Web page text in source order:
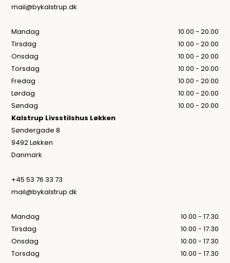
mail@bykalstrup.dk
Mandag
10.00 - 20.00
Tirsdag
10.00 - 20.00
Onsdag
10.00 - 20.00
Torsdag
10.00 - 20.00
Fredag
10.00 - 20.00
Lørdag
10.00 - 20.00
Søndag
10.00 - 20.00
Kalstrup Livsstilshus Løkken
Søndergade 8
9492 Løkken
Danmark
+45 53 76 33 73
mail@bykalstrup.dk
Mandag
10.00 - 17.30
Tirsdag
10.00 - 17.30
Onsdag
10.00 - 17.30
Torsdag
10.00 - 17.30